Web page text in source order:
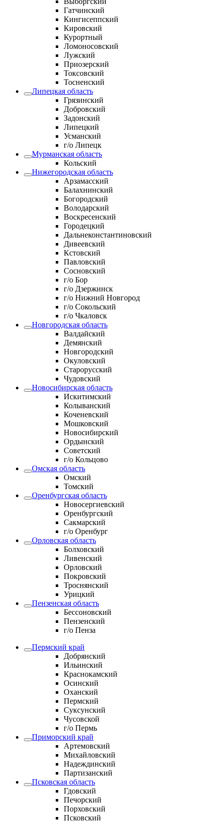
Гатчинский
Кингисеппский
Кировский
Курортный
Ломоносовский
Лужский
Приозерский
Токсовский
Тосненский
Липецкая область
Грязинский
Добровский
Задонский
Липецкий
Усманский
г/о Липецк
Мурманская область
Кольский
Нижегородская область
Арзамасский
Балахнинский
Богородский
Володарский
Воскресенский
Городецкий
Дальнеконстантиновский
Дивеевский
Кстовский
Павловский
Сосновский
г/о Бор
г/о Дзержинск
г/о Нижний Новгород
г/о Сокольский
г/о Чкаловск
Новгородская область
Валдайский
Демянский
Новгородский
Окуловский
Старорусский
Чудовский
Новосибирская область
Искитимский
Колыванский
Коченевский
Мошковский
Новосибирский
Ордынский
Советский
г/о Кольцово
Омская область
Омский
Томский
Оренбургская область
Новосергиевский
Оренбургский
Сакмарский
г/о Оренбург
Орловская область
Болховский
Ливенский
Орловский
Покровский
Троснянский
Урицкий
Пензенская область
Бессоновский
Пензенский
г/о Пенза
Пермский край
Добрянский
Ильинский
Краснокамский
Осинский
Оханский
Пермский
Суксунский
Чусовской
г/о Пермь
Приморский край
Артемовский
Михайловский
Надеждинский
Партизанский
Псковская область
Гдовский
Печорский
Порховский
Псковский